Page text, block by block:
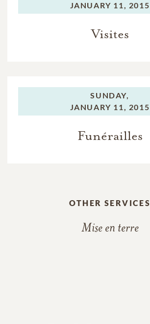
JANUARY 11, 2015
Visites
SUNDAY,
JANUARY 11, 2015
Funérailles
OTHER SERVICES
Mise en terre